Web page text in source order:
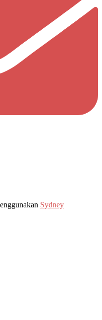
Sydney